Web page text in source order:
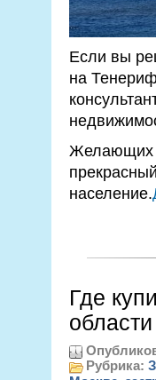
Если вы
на
Желающих
население.
Где
области
Рубрика: